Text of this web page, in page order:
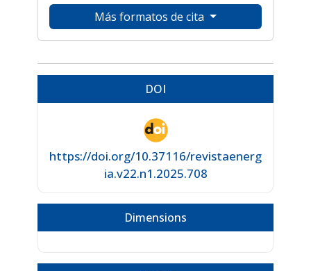
Más formatos de cita
DOI
https://doi.org/10.37116/revistaenerg
ia.v22.n1.2025.708
Dimensions